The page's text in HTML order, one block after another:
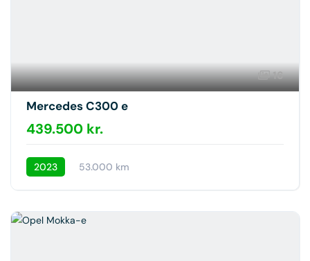
16
Mercedes C300 e
439.500 kr.
2023 53.000 km